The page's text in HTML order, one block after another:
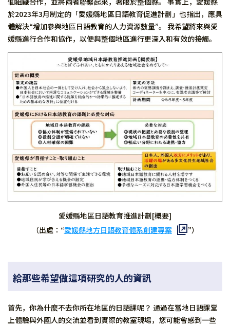
於2023年3月制定的「愛媛縣地區日語教育促進計劃」也指出，應具
體解決“增加參與地區日語教育的人力資源數量”。 我希望將來與愛
媛縣進行合作和協作，以便與整個地區進行更深入和有效的接觸。
愛媛縣地區日語教育推進計劃[概要]
（出處：“愛媛縣地方日語教育體系創建專案 ”）
給那些希望做這項研究的人的資訊
首先，你為什麼不去你所在地區的日語課呢？ 通過在當地日語課堂
上體驗與外國人的交流並看到實際的教室現場，您可能會感到一些